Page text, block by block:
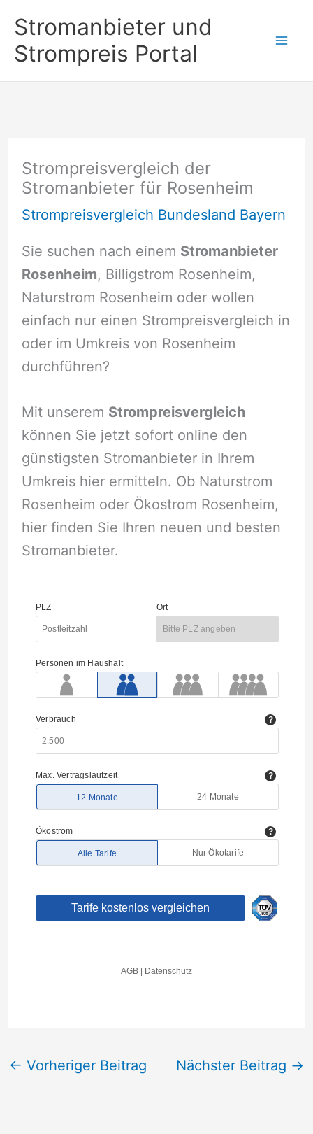
Inhalt
springen
Stromanbieter und
Strompreis Portal
Strompreisvergleich der
Stromanbieter für Rosenheim
Strompreisvergleich Bundesland Bayern
Sie suchen nach einem Stromanbieter
Rosenheim, Billigstrom Rosenheim,
Naturstrom Rosenheim oder wollen
einfach nur einen Strompreisvergleich in
oder im Umkreis von Rosenheim
durchführen?
Mit unserem Strompreisvergleich
können Sie jetzt sofort online den
günstigsten Stromanbieter in Ihrem
Umkreis hier ermitteln. Ob Naturstrom
Rosenheim oder Ökostrom Rosenheim,
hier finden Sie Ihren neuen und besten
Stromanbieter.
← Vorheriger Beitrag Nächster Beitrag →